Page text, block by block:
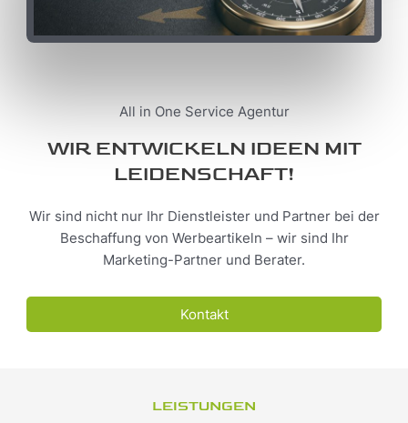
All in One Service Agentur
WIR ENTWICKELN IDEEN MIT
LEIDENSCHAFT!
Wir sind nicht nur Ihr Dienstleister und Partner bei der
Beschaffung von Werbeartikeln – wir sind Ihr
Marketing-Partner und Berater.
Kontakt
LEISTUNGEN